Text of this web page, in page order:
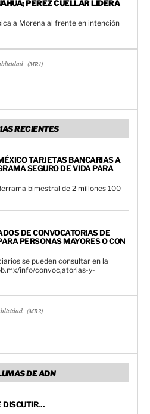
PÉREZ CUÉLLAR LIDERA
a Morena al frente en intención
- (MR1)
RECIENTES
TARJETAS BANCARIAS A
SEGURO DE VIDA PARA
bimestral de 2 millones 100
DE CONVOCATORIAS DE
PERSONAS MAYORES O CON
se pueden consultar en la
info/convoc,atorias-y-
- (MR2)
DE ADN
DISCUTIR…